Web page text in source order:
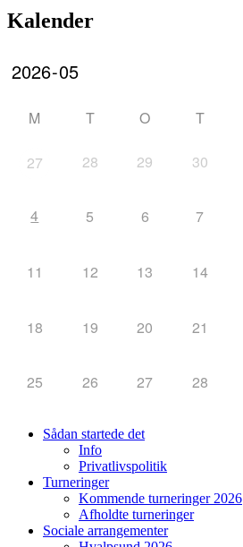
Kalender
M T O T
27 28 29 30
4 5 6 7
11 12 13 14
18 19 20 21
25 26 27 28
Sådan startede det
Info
Privatlivspolitik
Turneringer
Kommende turneringer 2026
Afholdte turneringer
Sociale arrangementer